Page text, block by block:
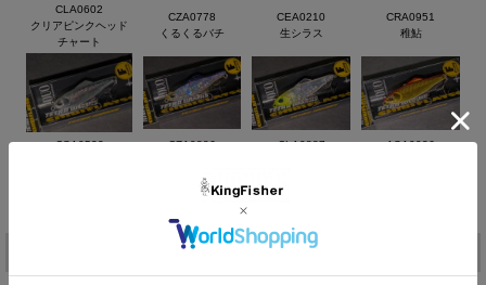
演出することが出来ます。
春に遡上するハクや稚鮎を追い回すフィッシュイーターに最適！
ダイブダートの誘いを入れた後にダート幅を抑えたアクションや
ただ巻きで喰わせのタイミングを作ると良い。
◆Size ： 50mm ◆Weight ： 2.5g ◆Hook ： #12 ◆Type
： 重心固定・フローティング
CLA0602
クリアピンクヘッド
チャート
CZA0778
くるくるバチ
CEA0210
生シラス
CRA0951
稚鮎
CSA0522
CZA0886
CLA0887
ASA0026